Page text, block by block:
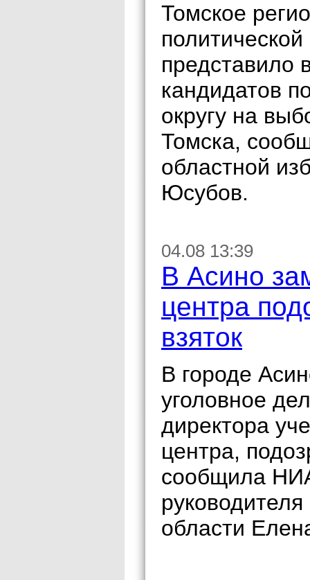
Томское
представило
кандидатов
округу на
Томска,
областной
Юсубов.
04.08 13:39
В Асино
центра
взяток
В городе
уголовное
директора
центра,
сообщила
области